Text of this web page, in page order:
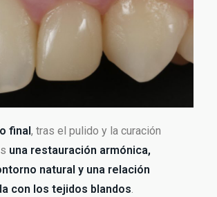
final, tras el pulido y la curación
una restauración armónica,
natural y una relación
con los tejidos blandos.